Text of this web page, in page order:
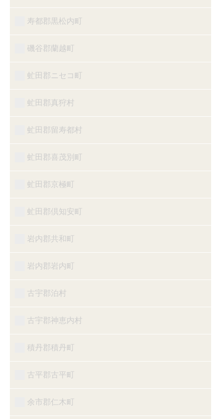
寿都郡黒松内町
磯谷郡蘭越町
虻田郡ニセコ町
虻田郡真狩村
虻田郡留寿都村
虻田郡喜茂別町
虻田郡京極町
虻田郡倶知安町
岩内郡共和町
岩内郡岩内町
古宇郡泊村
古宇郡神恵内村
積丹郡積丹町
古平郡古平町
余市郡仁木町